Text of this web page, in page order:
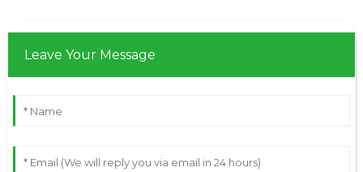
Leave Your Message